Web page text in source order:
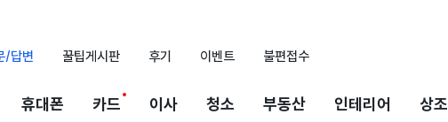
/답변 꿀팁게시판 후기 이벤트 불편접수
휴대폰 카드 이사 청소 부동산 인테리어 상조